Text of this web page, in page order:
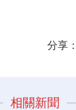
分享：
相關新聞